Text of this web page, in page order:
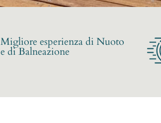
Migliore esperienza di Nuoto
e di Balneazione